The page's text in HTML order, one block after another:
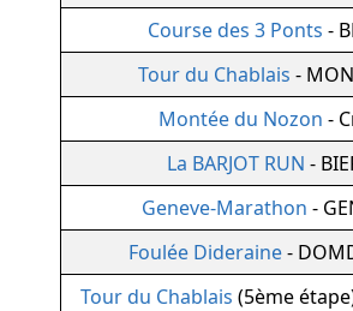
Course des 3 Ponts -
Tour du Chablais -
Montée du Nozon -
La BARJOT RUN -
Geneve-Marathon -
Foulée Dideraine-
Tour du Chablais (5ème